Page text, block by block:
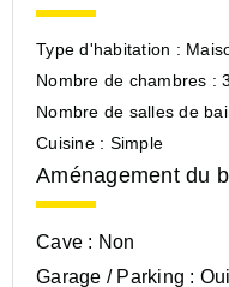
Type d'habitation :
Nombre de chambres :3
Nombre de salles de
Cuisine : Simple
Aménagement du
Cave : Non
Garage / Parking : Oui